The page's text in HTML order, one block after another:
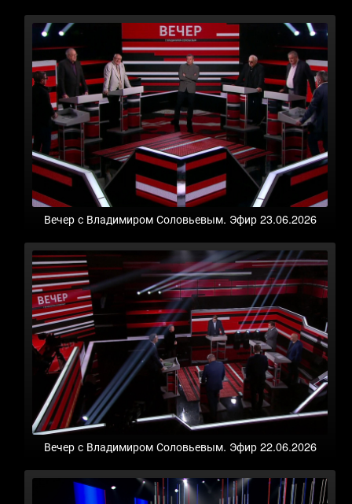
Вечер с Владимиром Соловьевым. Эфир 23.06.2026
Вечер с Владимиром Соловьевым. Эфир 22.06.2026